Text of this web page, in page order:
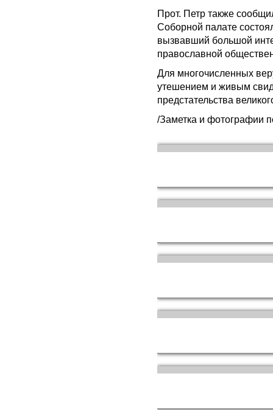
Прот. Петр также
Соборной палате
вызвавший большой
православной
Для многочисленных
утешением и живым
предстательства
/Заметка и фотографии